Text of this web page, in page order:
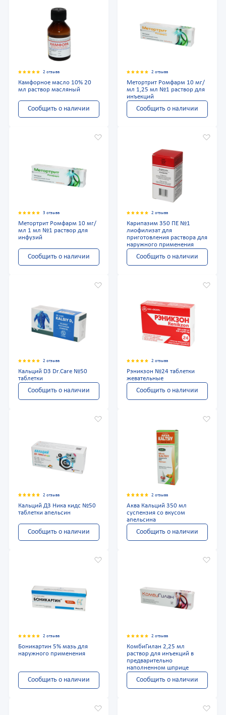
2 отзыва
Камфорное масло 10% 20
мл раствор масляный
Сообщить о наличии
2 отзыва
Метортрит Ромфарм 10 мг/
мл 1,25 мл №1 раствор для
инъекций
Сообщить о наличии
3 отзыва
Метортрит Ромфарм 10 мг/
мл 1 мл №1 раствор для
инфузий
Сообщить о наличии
2 отзыва
Карипазим 350 ПЕ №1
лиофилизат для
приготовления раствора для
наружного применения
Сообщить о наличии
2 отзыва
Кальций D3 Dr.Care №50
таблетки
Сообщить о наличии
2 отзыва
Рэникзон №24 таблетки
жевательные
Сообщить о наличии
2 отзыва
Кальций Д3 Ника кидс №50
таблетки апельсин
Сообщить о наличии
2 отзыва
Аква Кальций 350 мл
суспензия со вкусом
апельсина
Сообщить о наличии
2 отзыва
Боникартин 5% мазь для
наружного применения
Сообщить о наличии
2 отзыва
КомбиГилан 2,25 мл
раствор для инъекций в
предварительно
наполненном шприце
Сообщить о наличии